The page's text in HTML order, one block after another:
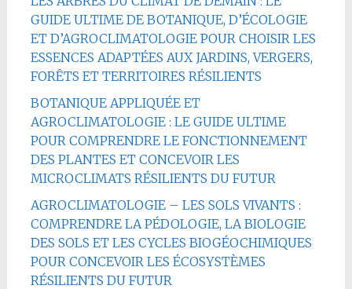
GUIDE ULTIME DE BOTANIQUE, D’ÉCOLOGIE
ET D’AGROCLIMATOLOGIE POUR CHOISIR LES
ESSENCES ADAPTÉES AUX JARDINS, VERGERS,
FORÊTS ET TERRITOIRES RÉSILIENTS
BOTANIQUE APPLIQUÉE ET
AGROCLIMATOLOGIE : LE GUIDE ULTIME
POUR COMPRENDRE LE FONCTIONNEMENT
DES PLANTES ET CONCEVOIR LES
MICROCLIMATS RÉSILIENTS DU FUTUR
AGROCLIMATOLOGIE – LES SOLS VIVANTS :
COMPRENDRE LA PÉDOLOGIE, LA BIOLOGIE
DES SOLS ET LES CYCLES BIOGÉOCHIMIQUES
POUR CONCEVOIR LES ÉCOSYSTÈMES
RÉSILIENTS DU FUTUR